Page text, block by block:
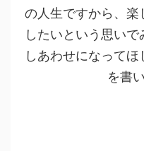
の人生ですから、楽
したいという思い
しあわせになって
を書